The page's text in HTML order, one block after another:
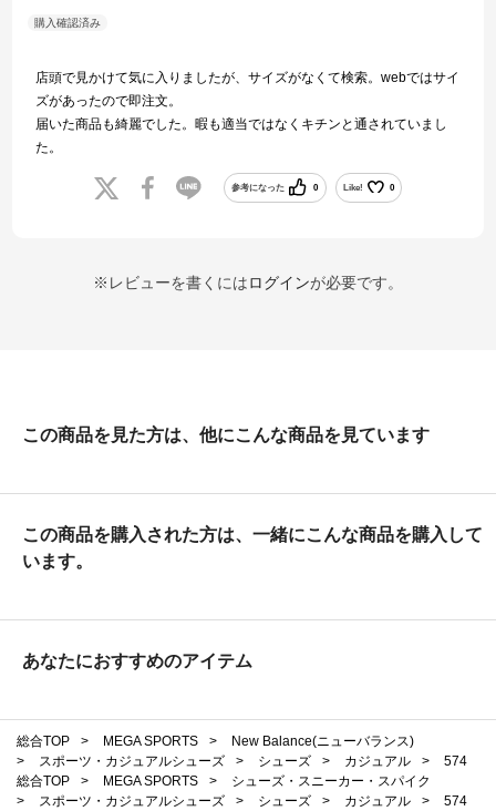
店頭で見かけて気に入りましたが、サイズがなくて検索。webではサイ
ズがあったので即注文。
届いた商品も綺麗でした。暇も適当ではなくキチンと通されていまし
た。
参考になった 0 Like! 0
※レビューを書くにはログインが必要です。
この商品を見た方は、他にこんな商品を見ています
この商品を購入された方は、一緒にこんな商品を購入して
います。
あなたにおすすめのアイテム
総合TOP > MEGA SPORTS >
New Balance(ニューバランス)
>
スポーツ・カジュアルシューズ > シューズ > カジュアル >
574
総合TOP
> MEGA SPORTS >
シューズ・スニーカー・スパイク
>
スポーツ・カジュアルシューズ > シューズ > カジュアル >
574